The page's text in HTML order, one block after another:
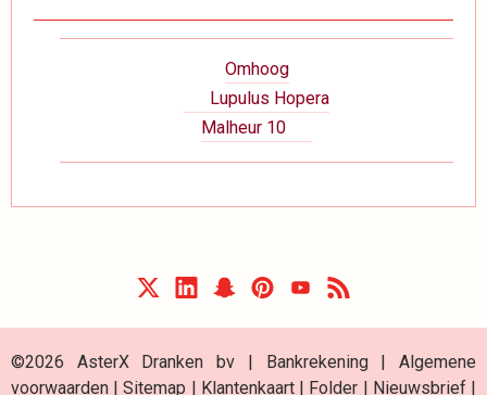
Lupulus Hopera
Omhoog
Malheur 10
©2026 AsterX Dranken bv | Bankrekening|Algemene
voorwaarden |Sitemap | Klantenkaart| Folder | Nieuwsbrief|